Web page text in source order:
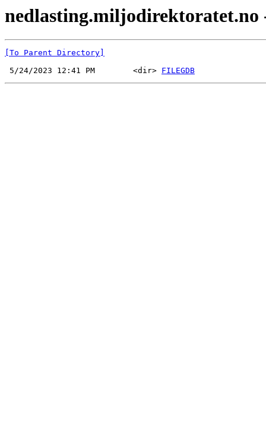
[To Parent Directory]
5/24/2023 12:41 PM        <dir> FILEGDB